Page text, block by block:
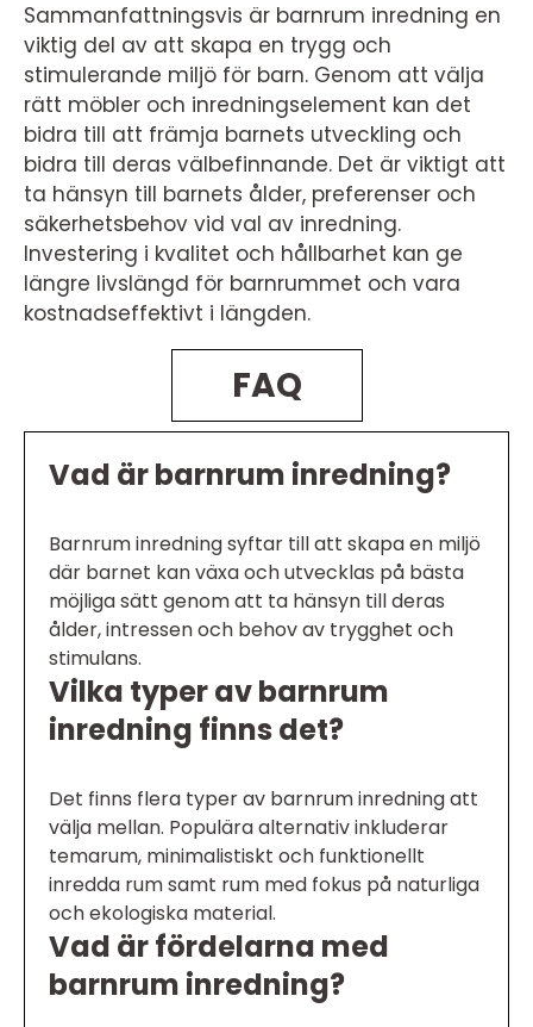
Sammanfattningsvis är barnrum inredning en
viktig del av att skapa en trygg och
stimulerande miljö för barn. Genom att välja
rätt möbler och inredningselement kan det
bidra till att främja barnets utveckling och
bidra till deras välbefinnande. Det är viktigt att
ta hänsyn till barnets ålder, preferenser och
säkerhetsbehov vid val av inredning.
Investering i kvalitet och hållbarhet kan ge
längre livslängd för barnrummet och vara
kostnadseffektivt i längden.
FAQ
Vad är barnrum inredning?
Barnrum inredning syftar till att skapa en miljö
där barnet kan växa och utvecklas på bästa
möjliga sätt genom att ta hänsyn till deras
ålder, intressen och behov av trygghet och
stimulans.
Vilka typer av barnrum
inredning finns det?
Det finns flera typer av barnrum inredning att
välja mellan. Populära alternativ inkluderar
temarum, minimalistiskt och funktionellt
inredda rum samt rum med fokus på naturliga
och ekologiska material.
Vad är fördelarna med
barnrum inredning?